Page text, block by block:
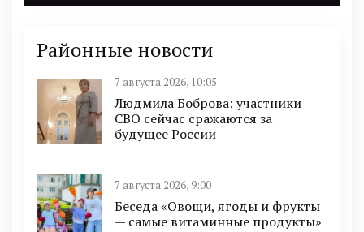
Районные новости
7 августа 2026, 10:05
Людмила Боброва: участники
СВО сейчас сражаются за
будущее России
7 августа 2026, 9:00
Беседа «Овощи, ягоды и фрукты
— самые витаминные продукты»